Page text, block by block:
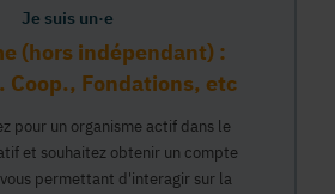
Je suis un·e
(hors indépendant) :
Coop., Fondations, etc
pour un organisme actif dans le
et souhaitez obtenir un compte
permettant d'interagir sur la